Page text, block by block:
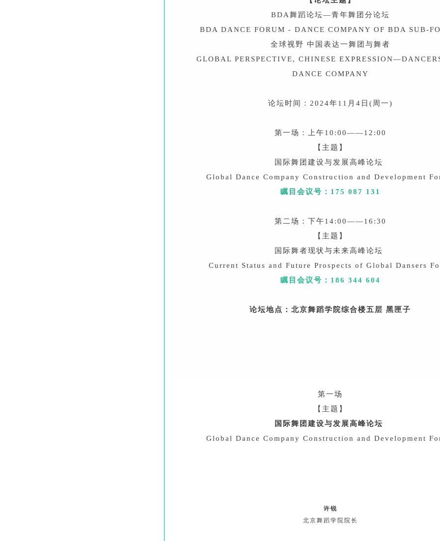
BDA舞蹈论坛—青年舞团分论坛
BDA DANCE FORUM - DANCE COMPANY OF BDA SUB-
全球视野 中国表达一舞团与舞者
GLOBAL PERSPECTIVE, CHINESE
DANCE COMPANY
论坛时间：2024年11月4日(周一)
第一场：上午10:00——12:00
【主题】
国际舞团建设与发展高峰论坛
Global Dance Company Construction and Development
瞩目会议号：175 087 131
第二场：下午14:00——16:30
【主题】
国际舞者现状与未来高峰论坛
Current Status and Future Prospects of Global Dansers
瞩目会议号：186 344 604
论坛地点：北京舞蹈学院综合楼五层 黑匣子
第一场
【主题】
国际舞团建设与发展高峰论坛
Global Dance Company Construction and Development
许锐
北京舞蹈学院院长